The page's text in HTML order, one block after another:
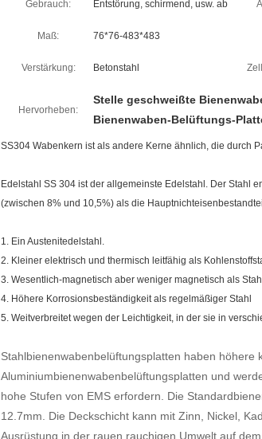
Gebrauch: Entstörung, schirmend, usw. ab
Maß: 76*76-483*483
Verstärkung: Betonstahl
Hervorheben:
Stelle geschweißte
Bienenwaben-Belüftungs-
SS304 Wabenkern ist als andere Kerne ähnlich, die durch
Edelstahl SS 304 ist der allgemeinste Edelstahl. Der Stahl
(zwischen 8% und 10,5%) als die
1. Ein Austenitedelstahl.
2. Kleiner elektrisch und thermisch leitfähig als
3. Wesentlich-magnetisch aber weniger magnetisch als
4. Höhere Korrosionsbeständigkeit als regelmäßiger Stahl
5. Weitverbreitet wegen der Leichtigkeit, in der sie in
Stahlbienenwabenbelüftungsplatten haben höhere
Aluminiumbienenwabenbelüftungsplatten und
hohe Stufen von EMS erfordern. Die
12.7mm. Die Deckschicht kann mit Zinn, Nickel,
Ausrüstung in der rauen rauchigen Umwelt auf